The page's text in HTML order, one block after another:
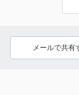
メールで共有